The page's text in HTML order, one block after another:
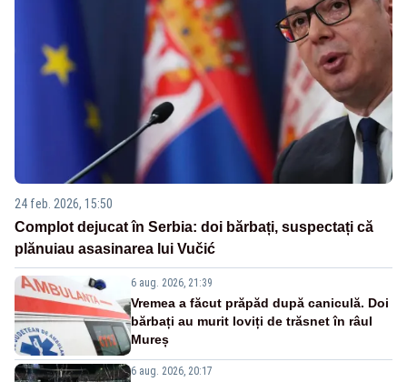
24 feb. 2026, 15:50
Complot dejucat în Serbia: doi bărbați, suspectați că
plănuiau asasinarea lui Vučić
6 aug. 2026, 21:39
Vremea a făcut prăpăd după caniculă. Doi
bărbați au murit loviți de trăsnet în râul
Mureș
6 aug. 2026, 20:17